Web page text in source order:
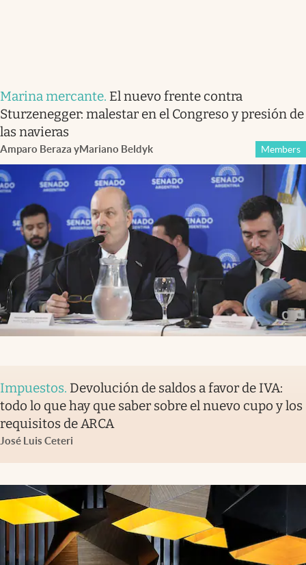
Marina mercante. El nuevo frente contra
Sturzenegger: malestar en el Congreso y presión de
las navieras
Amparo Beraza yMariano Beldyk Members
Impuestos. Devolución de saldos a favor de IVA:
todo lo que hay que saber sobre el nuevo cupo y los
requisitos de ARCA
José Luis Ceteri